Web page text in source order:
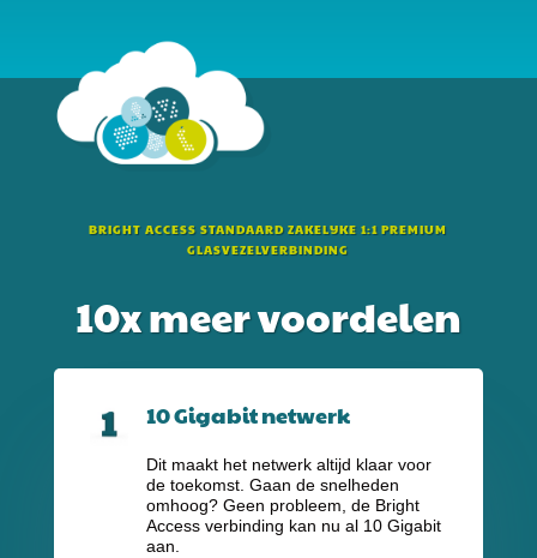
BRIGHT ACCESS STANDAARD ZAKELIJKE 1:1 PREMIUM
GLASVEZELVERBINDING
10x meer voordelen
10 Gigabit netwerk
Dit maakt het netwerk altijd klaar voor
de toekomst. Gaan de snelheden
omhoog? Geen probleem, de Bright
Access verbinding kan nu al 10 Gigabit
aan.